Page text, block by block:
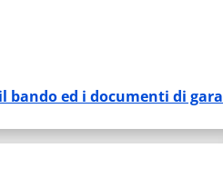
bando ed i documenti di gara